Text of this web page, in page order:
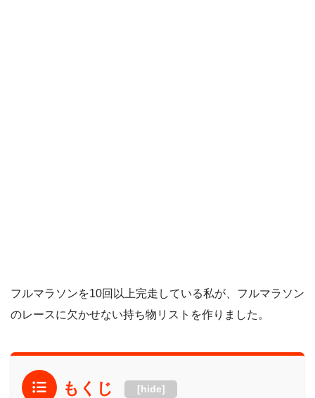
フルマラソンを10回以上完走している私が、フルマラソン
のレースに欠かせない持ち物リストを作りました。
もくじ [hide]